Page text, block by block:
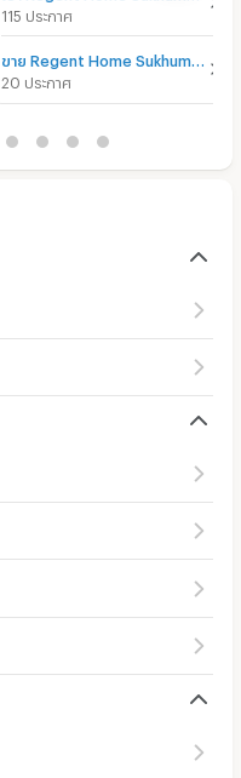
115 ประกาศ
ขาย Regent Home Sukhumvit 97/1
20 ประกาศ